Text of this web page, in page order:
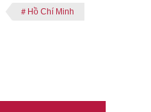
＃Hồ Chí Minh